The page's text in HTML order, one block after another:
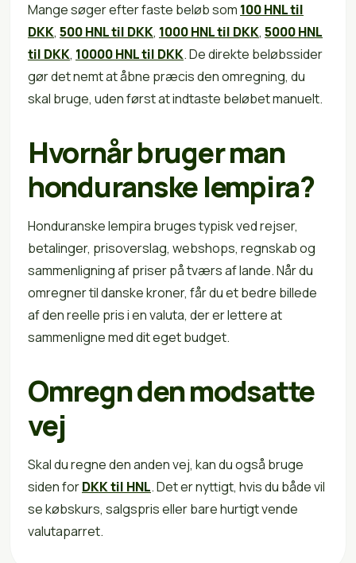
Mange søger efter faste beløb som 100 HNL til
DKK, 500 HNL til DKK, 1000 HNL til DKK, 5000 HNL
til DKK, 10000 HNL til DKK. De direkte beløbssider
gør det nemt at åbne præcis den omregning, du
skal bruge, uden først at indtaste beløbet manuelt.
Hvornår bruger man
honduranske lempira?
Honduranske lempira bruges typisk ved rejser,
betalinger, prisoverslag, webshops, regnskab og
sammenligning af priser på tværs af lande. Når du
omregner til danske kroner, får du et bedre billede
af den reelle pris i en valuta, der er lettere at
sammenligne med dit eget budget.
Omregn den modsatte
vej
Skal du regne den anden vej, kan du også bruge
siden forDKK til HNL. Det er nyttigt, hvis du både vil
se købskurs, salgspris eller bare hurtigt vende
valutaparret.